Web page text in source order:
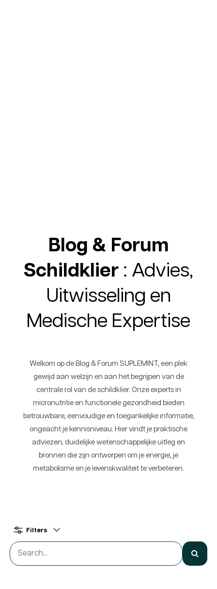
Blog & Forum
Schildklier : Advies,
Uitwisseling en
Medische Expertise
Welkom op de Blog & Forum SUPLEMINT, een plek
gewijd aan welzijn en aan het begrijpen van de
centrale rol van de schildklier. Onze experts in
micronutritie en functionele gezondheid bieden
betrouwbare, eenvoudige en toegankelijke informatie,
ongeacht je kennisniveau. Hier vindt je praktische
adviezen, duidelijke wetenschappelijke uitleg en
bronnen die zijn ontworpen om je energie, je
metabolisme en je levenskwaliteit te verbeteren.
Filters